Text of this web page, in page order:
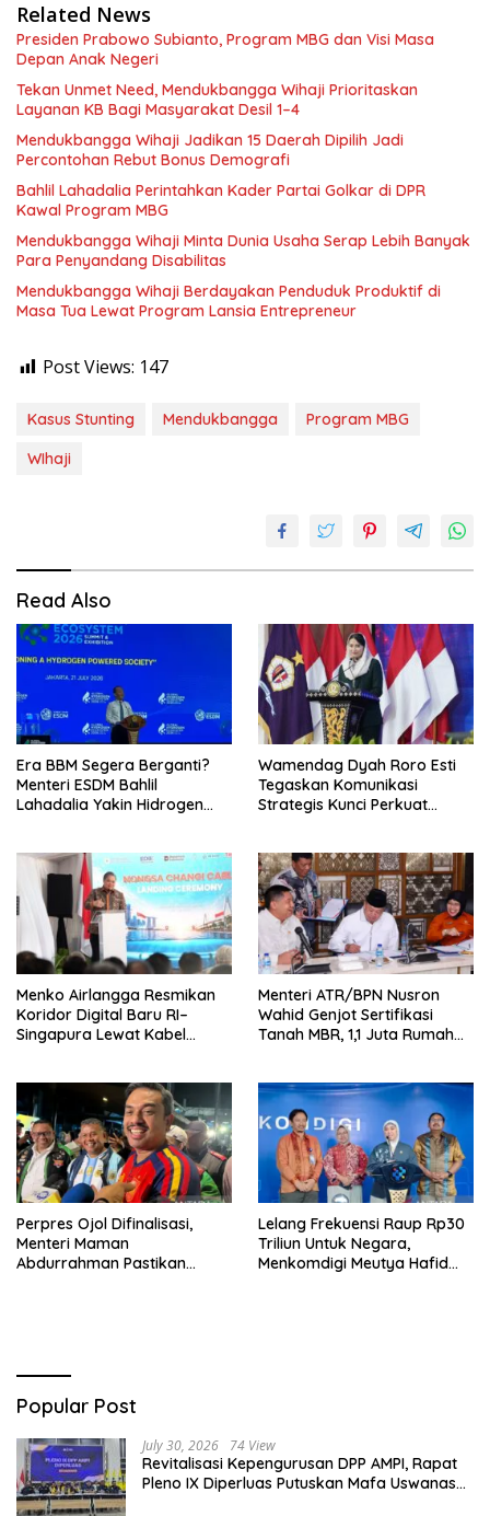
Related News
Presiden Prabowo Subianto, Program MBG dan Visi Masa
Depan Anak Negeri
Tekan Unmet Need, Mendukbangga Wihaji Prioritaskan
Layanan KB Bagi Masyarakat Desil 1–4
Mendukbangga Wihaji Jadikan 15 Daerah Dipilih Jadi
Percontohan Rebut Bonus Demografi
Bahlil Lahadalia Perintahkan Kader Partai Golkar di DPR
Kawal Program MBG
Mendukbangga Wihaji Minta Dunia Usaha Serap Lebih Banyak
Para Penyandang Disabilitas
Mendukbangga Wihaji Berdayakan Penduduk Produktif di
Masa Tua Lewat Program Lansia Entrepreneur
Post Views: 147
Kasus Stunting Mendukbangga
Program MBG
WIhaji
Read Also
Era BBM Segera Berganti?
Menteri ESDM Bahlil
Lahadalia Yakin Hidrogen
Wamendag Dyah Roro Esti
Tegaskan Komunikasi
Strategis Kunci Perkuat
Menko Airlangga Resmikan
Koridor Digital Baru RI–
Singapura Lewat Kabel
Menteri ATR/BPN Nusron
Wahid Genjot Sertifikasi
Tanah MBR, 1,1 Juta Rumah
Perpres Ojol Difinalisasi,
Menteri Maman
Abdurrahman Pastikan
Lelang Frekuensi Raup Rp30
Triliun Untuk Negara,
Menkomdigi Meutya Hafid
Popular Post
July 30, 2026 74 View
Revitalisasi Kepengurusan DPP AMPI, Rapat
Pleno IX Diperluas Putuskan Mafa Uswanas